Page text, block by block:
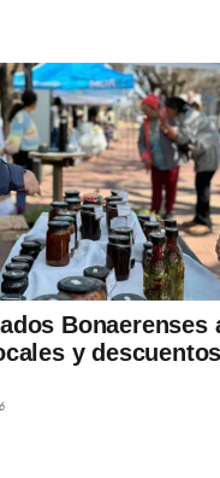
Bonaerenses
y